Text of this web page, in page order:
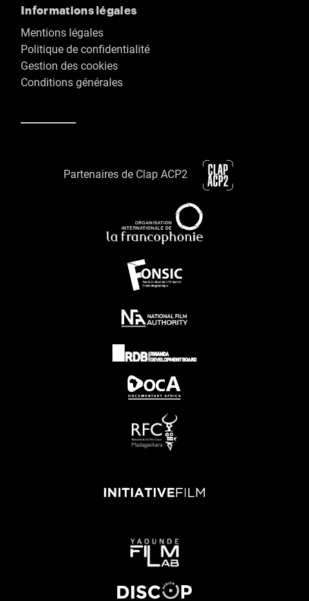
Informations légales
Mentions légales
Politique de confidentialité
Gestion des cookies
Conditions générales
Partenaires de Clap ACP2